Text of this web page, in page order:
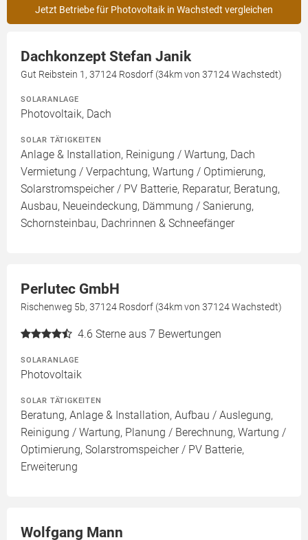
Jetzt Betriebe für Photovoltaik in Wachstedt vergleichen
Dachkonzept Stefan Janik
Gut Reibstein 1, 37124 Rosdorf (34km von 37124 Wachstedt)
SOLARANLAGE
Photovoltaik, Dach
SOLAR TÄTIGKEITEN
Anlage & Installation, Reinigung / Wartung, Dach
Vermietung / Verpachtung, Wartung / Optimierung,
Solarstromspeicher / PV Batterie, Reparatur, Beratung,
Ausbau, Neueindeckung, Dämmung / Sanierung,
Schornsteinbau, Dachrinnen & Schneefänger
Perlutec GmbH
Rischenweg 5b, 37124 Rosdorf (34km von 37124 Wachstedt)
4.6 Sterne aus 7 Bewertungen
SOLARANLAGE
Photovoltaik
SOLAR TÄTIGKEITEN
Beratung, Anlage & Installation, Aufbau / Auslegung,
Reinigung / Wartung, Planung / Berechnung, Wartung /
Optimierung, Solarstromspeicher / PV Batterie,
Erweiterung
Wolfgang Mann